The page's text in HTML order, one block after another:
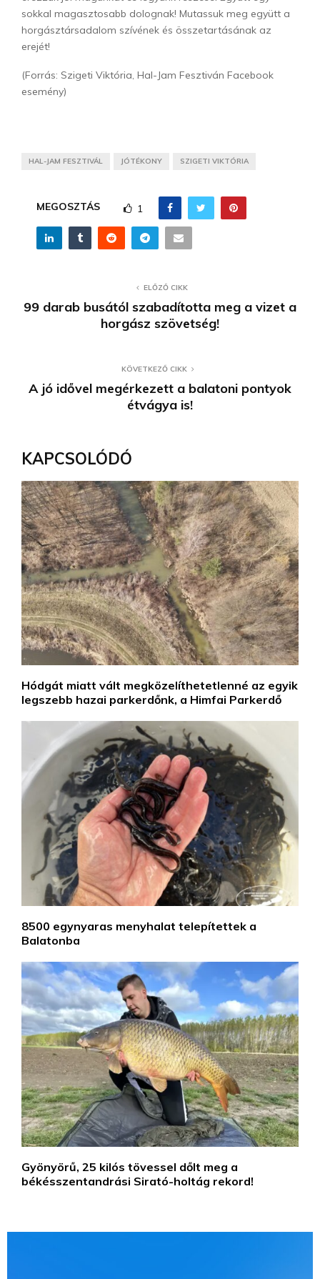
sokkal magasztosabb dolognak! Mutassuk meg együtt a
horgásztársadalom szívének és összetartásának az
erejét!
(Forrás: Szigeti Viktória, Hal-Jam Fesztiván Facebook
esemény)
HAL-JAM FESZTIVÁL JÓTÉKONY SZIGETI VIKTÓRIA
MEGOSZTÁS 1
ELŐZŐ CIKK
99 darab busától szabadította meg a vizet a
horgász szövetség!
KÖVETKEZŐ CIKK
A jó idővel megérkezett a balatoni pontyok
étvágya is!
KAPCSOLÓDÓ
Hódgát miatt vált megközelíthetetlenné az egyik
legszebb hazai parkerdőnk, a Himfai Parkerdő
8500 egynyaras menyhalat telepítettek a
Balatonba
Gyönyörű, 25 kilós tövessel dőlt meg a
békésszentandrási Sirató-holtág rekord!